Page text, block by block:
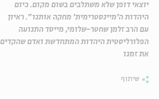
יוצאי דופן שלא משתלבים בשום מקום. כיום
היהדות ה'מיינסטרימית' מחקה אותנו". ראיון
עם הרב זלמן שחטר-שלומי, מייסד התנועה
הפלורליסטית היהדות המתחדשת ואדם שהקדים
את זמנו
שיתוף